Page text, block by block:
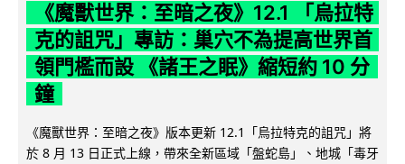
《魔獸世界：至暗之夜》12.1 「烏拉特
克的詛咒」專訪：巢穴不為提高世界首
領門檻而設 《諸王之眠》縮短約 10 分
鐘
《魔獸世界：至暗之夜》版本更新 12.1「烏拉特克的詛咒」將
於 8 月 13 日正式上線，帶來全新區域「盤蛇島」、地城「毒牙